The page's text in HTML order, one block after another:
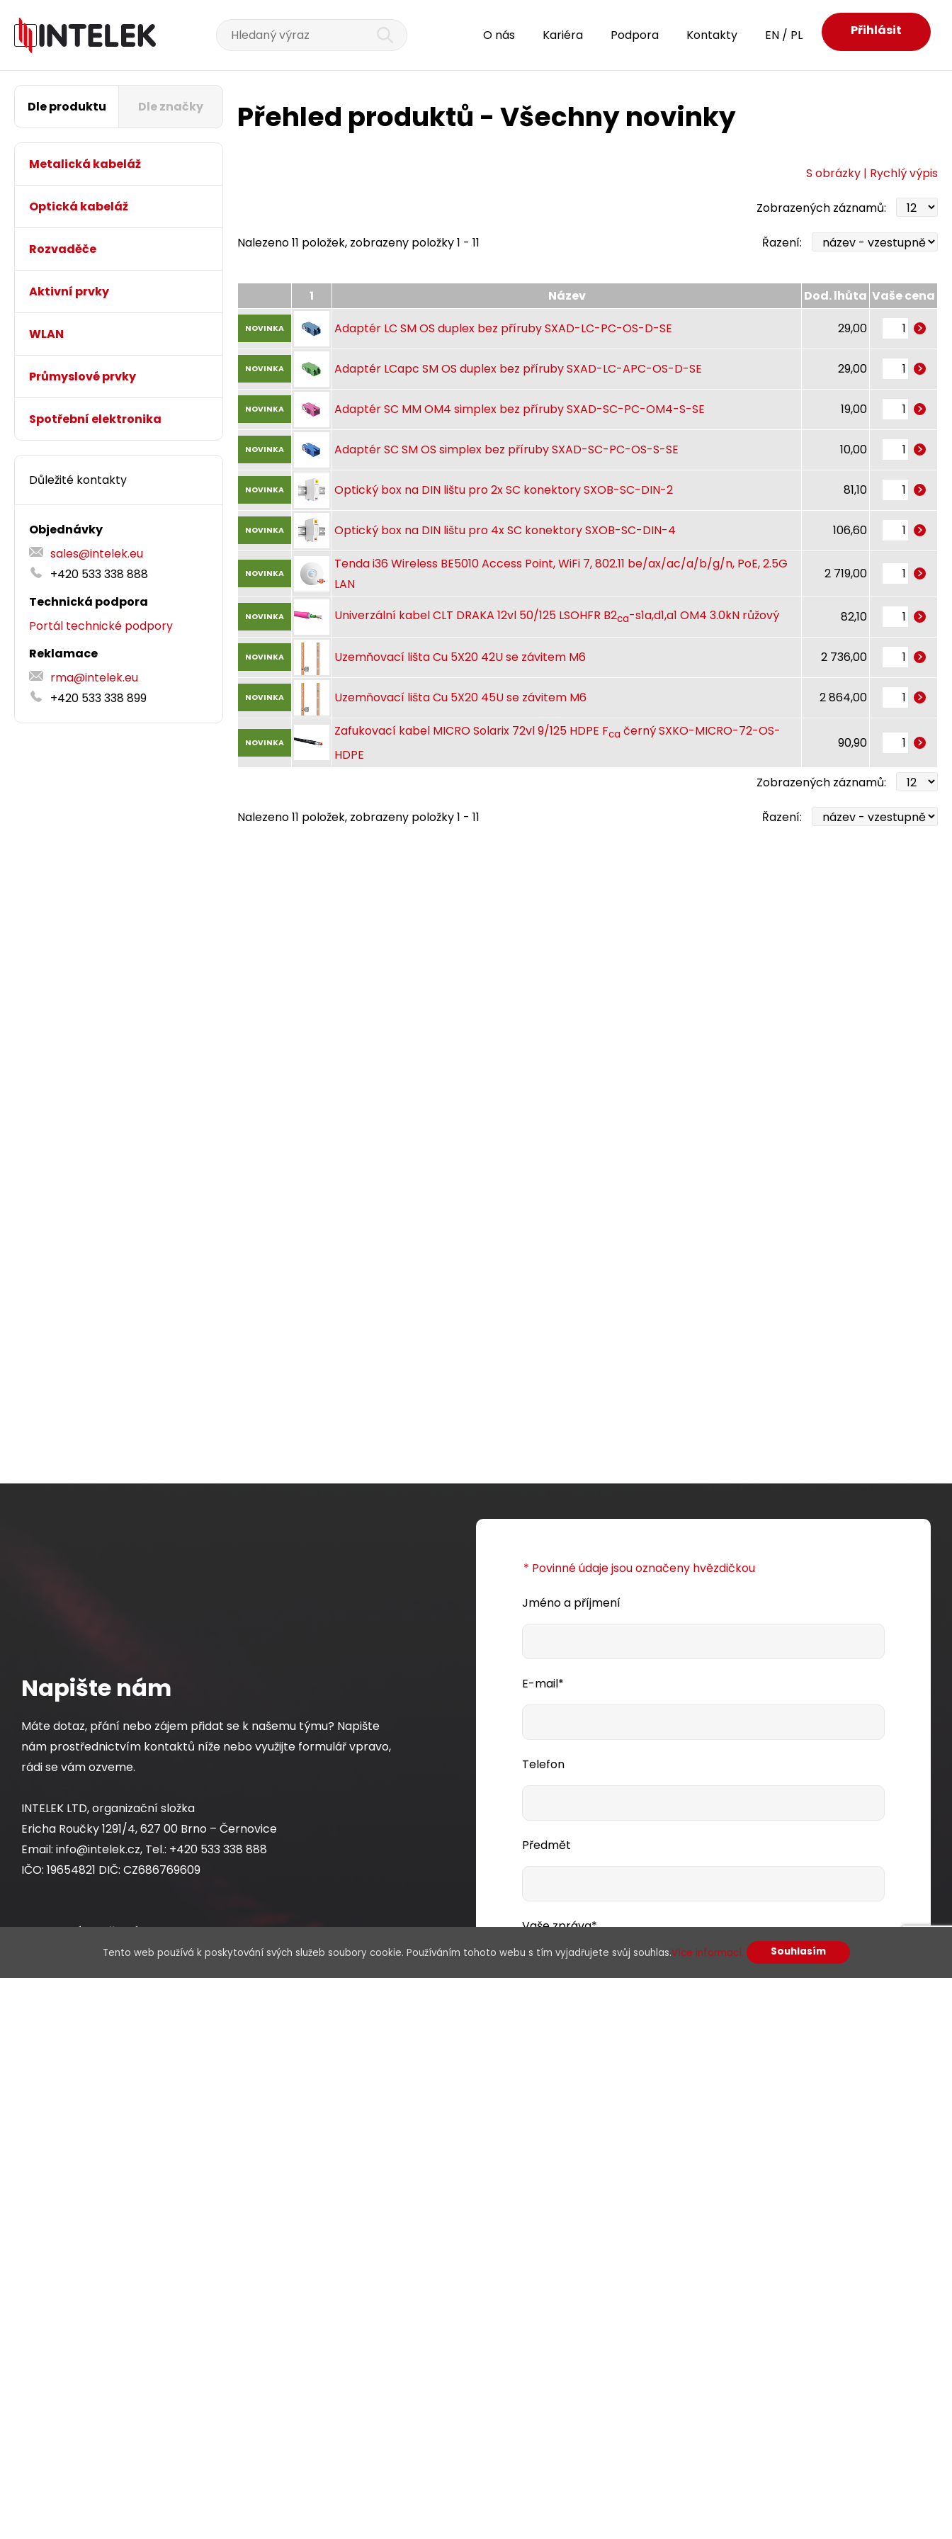
O nás Kariéra Podpora Kontakty EN / PL Přihlásit
Dle produktu Dle značky
Metalická kabeláž
Optická kabeláž
Rozvaděče
Aktivní prvky
WLAN
Průmyslové prvky
Spotřební elektronika
Důležité kontakty
Objednávky
sales@intelek.eu
+420 533 338 888
Technická podpora
Portál technické podpory
Reklamace
rma@intelek.eu
+420 533 338 899
Přehled produktů - Všechny novinky
S obrázky | Rychlý výpis
Zobrazených záznamů:
Nalezeno 11 položek, zobrazeny položky 1 - 11 Řazení:
1 Název Dod. lhůta Vaše cena
NOVINKA Adaptér LC SM OS duplex bez příruby SXAD-LC-PC-OS-D-SE 29,00
NOVINKA Adaptér LCapc SM OS duplex bez příruby SXAD-LC-APC-OS-D-SE 29,00
NOVINKA Adaptér SC MM OM4 simplex bez příruby SXAD-SC-PC-OM4-S-SE 19,00
NOVINKA Adaptér SC SM OS simplex bez příruby SXAD-SC-PC-OS-S-SE 10,00
NOVINKA Optický box na DIN lištu pro 2x SC konektory SXOB-SC-DIN-2 81,10
NOVINKA Optický box na DIN lištu pro 4x SC konektory SXOB-SC-DIN-4 106,60
NOVINKA
Tenda i36 Wireless BE5010 Access Point, WiFi 7, 802.11 be/ax/ac/a/b/g/n, PoE, 2.5G
LAN
2 719,00
NOVINKA Univerzální kabel CLT DRAKA 12vl 50/125 LSOHFR B2ca-s1a,d1,a1 OM4 3.0kN růžový 82,10
NOVINKA Uzemňovací lišta Cu 5X20 42U se závitem M6 2 736,00
NOVINKA Uzemňovací lišta Cu 5X20 45U se závitem M6 2 864,00
NOVINKA
Zafukovací kabel MICRO Solarix 72vl 9/125 HDPE Fca černý SXKO-MICRO-72-OS-
HDPE
90,90
Zobrazených záznamů:
Nalezeno 11 položek, zobrazeny položky 1 - 11 Řazení:
Napište nám
Máte dotaz, přání nebo zájem přidat se k našemu týmu? Napište
nám prostřednictvím kontaktů níže nebo využijte formulář vpravo,
rádi se vám ozveme.
INTELEK LTD, organizační složka
Ericha Roučky 1291/4, 627 00 Brno – Černovice
Email: info@intelek.cz, Tel.: +420 533 338 888
IČO: 19654821 DIČ: CZ686769609
Obchodní oddělení:
Po – Pá 8:00 – 17:00 hod.
* Povinné údaje jsou označeny hvězdičkou
Jméno a příjmení
E-mail*
Telefon
Předmět
Vaše zpráva*
Tento web používá k poskytování svých služeb soubory cookie. Používáním tohoto webu s tím vyjadřujete svůj souhlas.Více informací. Souhlasím